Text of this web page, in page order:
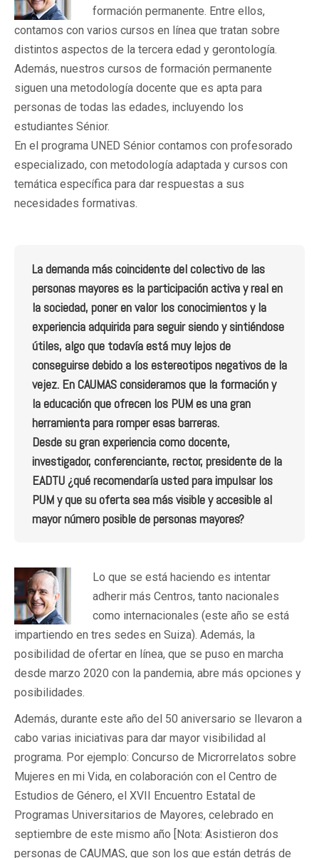
formación permanente. Entre ellos,
contamos con varios cursos en línea que tratan sobre
distintos aspectos de la tercera edad y gerontología.
Además, nuestros cursos de formación permanente
siguen una metodología docente que es apta para
personas de todas las edades, incluyendo los
estudiantes Sénior.
En el programa UNED Sénior contamos con profesorado
especializado, con metodología adaptada y cursos con
temática específica para dar respuestas a sus
necesidades formativas.
La demanda más coincidente del colectivo de las
personas mayores es la participación activa y real en
la sociedad, poner en valor los conocimientos y la
experiencia adquirida para seguir siendo y sintiéndose
útiles, algo que todavía está muy lejos de
conseguirse debido a los estereotipos negativos de la
vejez. En CAUMAS consideramos que la formación y
la educación que ofrecen los PUM es una gran
herramienta para romper esas barreras.
Desde su gran experiencia como docente,
investigador, conferenciante, rector, presidente de la
EADTU ¿qué recomendaría usted para impulsar los
PUM y que su oferta sea más visible y accesible al
mayor número posible de personas mayores?
Lo que se está haciendo es intentar
adherir más Centros, tanto nacionales
como internacionales (este año se está
impartiendo en tres sedes en Suiza). Además, la
posibilidad de ofertar en línea, que se puso en marcha
desde marzo 2020 con la pandemia, abre más opciones y
posibilidades.
Además, durante este año del 50 aniversario se llevaron a
cabo varias iniciativas para dar mayor visibilidad al
programa. Por ejemplo: Concurso de Microrrelatos sobre
Mujeres en mi Vida, en colaboración con el Centro de
Estudios de Género, el XVII Encuentro Estatal de
Programas Universitarios de Mayores, celebrado en
septiembre de este mismo año [Nota: Asistieron dos
personas de CAUMAS, que son los que están detrás de